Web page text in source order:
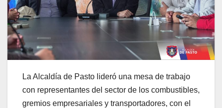
La Alcaldía de Pasto lideró una mesa de trabajo
con representantes del sector de los combustibles,
gremios empresariales y transportadores, con el